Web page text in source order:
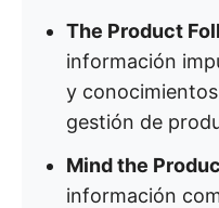
The Product
información
y
gestión de
Mind the
información